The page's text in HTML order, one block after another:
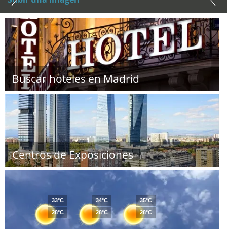
Buscar hoteles en Madrid
Centros de Exposiciones
33°C
28°C
34°C
28°C
35°C
28°C